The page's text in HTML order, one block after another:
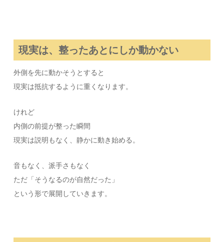
現実は、整ったあとにしか動かない
外側を先に動かそうとすると
現実は抵抗するように重くなります。
けれど
内側の前提が整った瞬間
現実は説明もなく、静かに動き始める。
音もなく、派手さもなく
ただ「そうなるのが自然だった」
という形で展開していきます。